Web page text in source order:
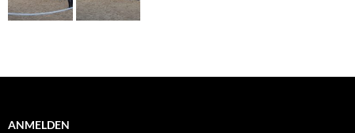
ANMELDEN